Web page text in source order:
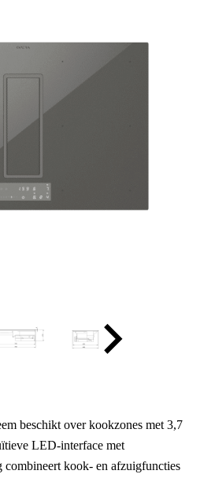
beschikt over kookzones met 3,7
LED-interface met
kook- en afzuigfuncties